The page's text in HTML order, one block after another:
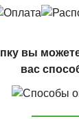
вы
вас